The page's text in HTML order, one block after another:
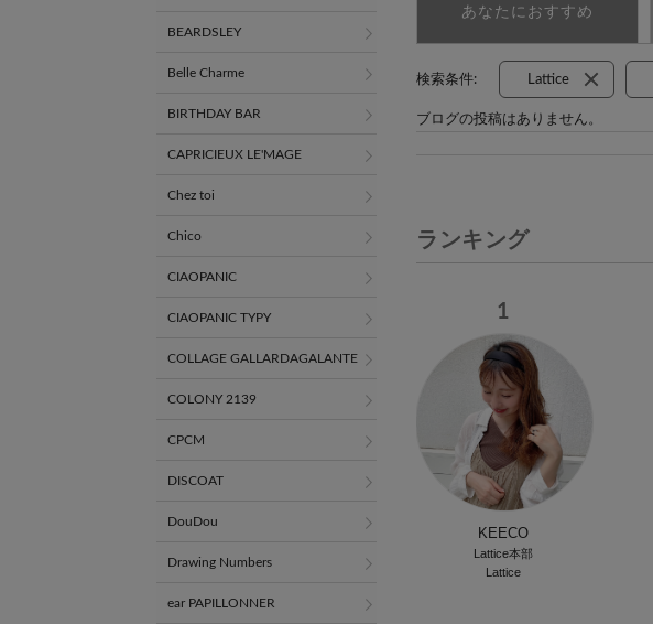
あなたにおすすめ
検索条件: Lattice
ブログの投稿はありません。
ランキング
1
KEECO
Lattice本部
Lattice
BEARDSLEY
Belle Charme
BIRTHDAY BAR
CAPRICIEUX LE'MAGE
Chez toi
Chico
CIAOPANIC
CIAOPANIC TYPY
COLLAGE GALLARDAGALANTE
COLONY 2139
CPCM
DISCOAT
DouDou
Drawing Numbers
ear PAPILLONNER